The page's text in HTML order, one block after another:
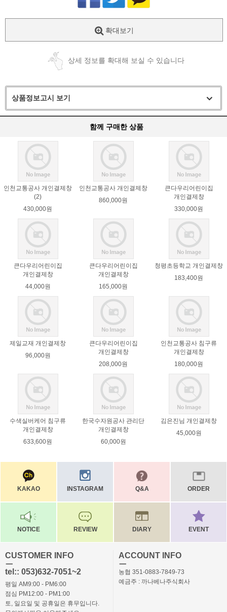
확대보기
상세 정보를 확대해 보실 수 있습니다
상품정보고시 보기
함께 구매한 상품
인천교통공사 개인결제창
(2)
430,000원
인천교통공사 개인결제창
860,000원
큰다우리어린이집
개인결제창
330,000원
큰다우리어린이집
개인결제창
44,000원
큰다우리어린이집
개인결제창
165,000원
청평초등학교 개인결제창
183,400원
제일교재 개인결제창
96,000원
큰다우리어린이집
개인결제창
208,000원
인천교통공사 침구류
개인결제창
180,000원
수색실버케어 침구류
개인결제창
633,600원
한국수자원공사 관리단
개인결제창
60,000원
김은진님 개인결제창
45,000원
KAKAO INSTAGRAM Q&A ORDER
NOTICE REVIEW DIARY EVENT
CUSTOMER INFO
ㅡ
tel:: 053)632-7051~2
평일 AM9:00 - PM6:00
점심 PM12:00 - PM1:00
토, 일요일 및 공휴일은 휴무입니다.
ACCOUNT INFO
ㅡ
농협 351-0883-7849-73
예금주 : 까나베나주식회사